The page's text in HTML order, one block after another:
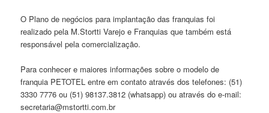
O Plano de negócios para implantação das franquias foi
realizado pela M.Stortti Varejo e Franquias que também está
responsável pela comercialização.
Para conhecer e maiores informações sobre o modelo de
franquia PETOTEL entre em contato através dos telefones: (51)
3330 7776 ou (51) 98137.3812 (whatsapp) ou através do e-mail:
secretaria@mstortti.com.br